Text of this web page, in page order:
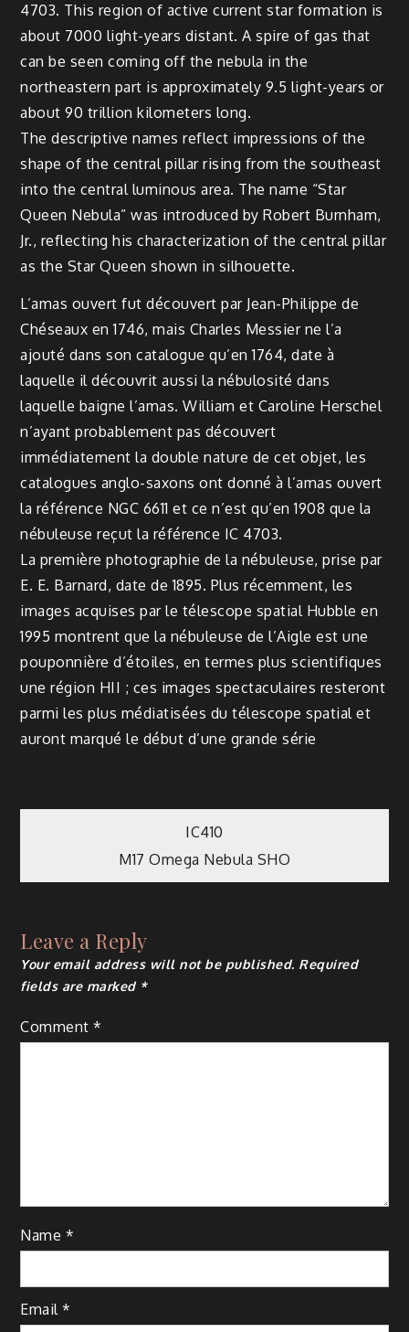
4703. This region of active current star formation is
about 7000 light-years distant. A spire of gas that
can be seen coming off the nebula in the
northeastern part is approximately 9.5 light-years or
about 90 trillion kilometers long.
The descriptive names reflect impressions of the
shape of the central pillar rising from the southeast
into the central luminous area. The name “Star
Queen Nebula” was introduced by Robert Burnham,
Jr., reflecting his characterization of the central pillar
as the Star Queen shown in silhouette.
L’amas ouvert fut découvert par Jean-Philippe de
Chéseaux en 1746, mais Charles Messier ne l’a
ajouté dans son catalogue qu’en 1764, date à
laquelle il découvrit aussi la nébulosité dans
laquelle baigne l’amas. William et Caroline Herschel
n’ayant probablement pas découvert
immédiatement la double nature de cet objet, les
catalogues anglo-saxons ont donné à l’amas ouvert
la référence NGC 6611 et ce n’est qu’en 1908 que la
nébuleuse reçut la référence IC 4703.
La première photographie de la nébuleuse, prise par
E. E. Barnard, date de 1895. Plus récemment, les
images acquises par le télescope spatial Hubble en
1995 montrent que la nébuleuse de l’Aigle est une
pouponnière d’étoiles, en termes plus scientifiques
une région HII ; ces images spectaculaires resteront
parmi les plus médiatisées du télescope spatial et
auront marqué le début d’une grande série
navigation
IC410
M17 Omega Nebula SHO
Leave a Reply
Your email address will not be published. Required
fields are marked *
Comment*
Name *
Email*